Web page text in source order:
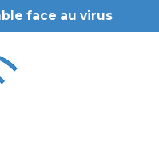
face au virus